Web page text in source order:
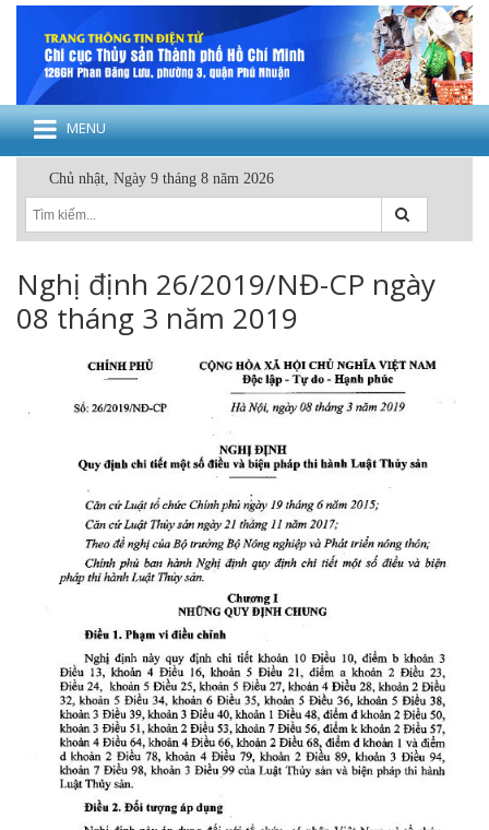
MENU
Chủ nhật, Ngày 9 tháng 8 năm 2026
Nghị định 26/2019/NĐ-CP ngày
08 tháng 3 năm 2019